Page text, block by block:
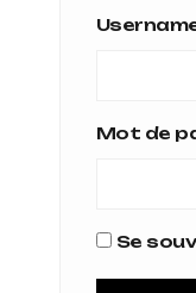
Mot de
Se